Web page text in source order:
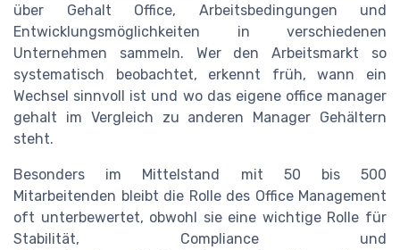
über Gehalt Office, Arbeitsbedingungen und
Entwicklungsmöglichkeiten in verschiedenen
Unternehmen sammeln. Wer den Arbeitsmarkt so
systematisch beobachtet, erkennt früh, wann ein
Wechsel sinnvoll ist und wo das eigene office manager
gehalt im Vergleich zu anderen Manager Gehältern
steht.
Besonders im Mittelstand mit 50 bis 500
Mitarbeitenden bleibt die Rolle des Office Management
oft unterbewertet, obwohl sie eine wichtige Rolle für
Stabilität, Compliance und